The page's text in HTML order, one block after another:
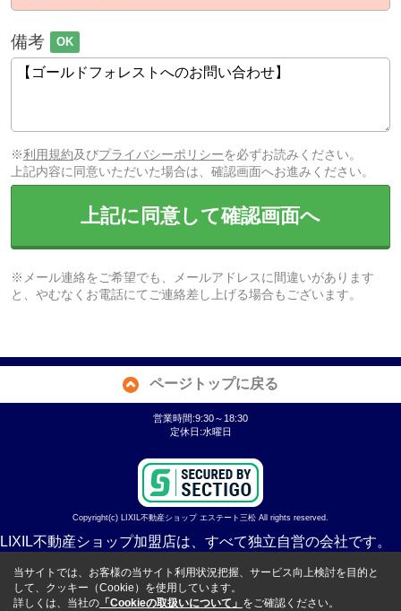
備考 OK
※利用規約及びプライバシーポリシーを必ずお読みください。
上記内容に同意いただいた場合は、確認画面へお進みください。
上記に同意して確認画面へ
※メール連絡をご希望でも、メールアドレスに間違いがあります
と、やむなくお電話にてご連絡差し上げる場合もございます。
ページトップに戻る
営業時間:9:30～18:30
定休日:水曜日
Copyright(c) LIXIL不動産ショップ エステート三松 All rights reserved.
LIXIL不動産ショップ加盟店は、すべて独立自営の会社です。
当サイトでは、お客様の当サイト利用状況把握、サービス向上検討を目的と
して、クッキー（Cookie）を使用しています。
詳しくは、当社の 「Cookieの取扱いについて」 をご確認ください。